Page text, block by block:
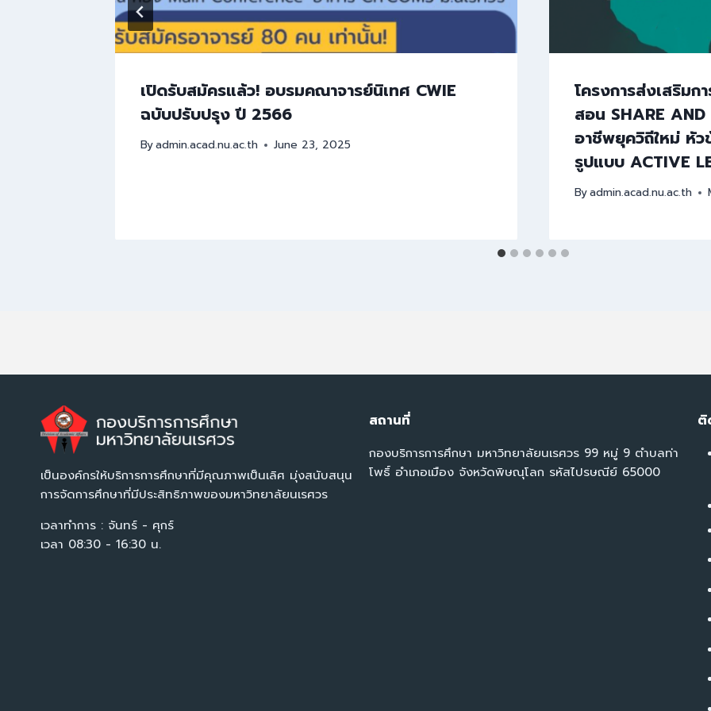
เปิดรับสมัครแล้ว! อบรมคณาจารย์นิเทศ CWIE
ฉบับปรับปรุง ปี 2566
Byadmin.acad.nu.ac.th June 23, 2025
โครงการส่งเสริมก
สอน SHARE
อาชีพยุควิถีใหม่ หัว
รูปแบบ ACTIVE
Byadmin.acad.nu.ac.th
เป็นองค์กรให้บริการการศึกษาที่มีคุณภาพเป็นเลิศ มุ่งสนับสนุน
การจัดการศึกษาที่มีประสิทธิภาพของมหาวิทยาลัยนเรศวร
เวลาทำการ : จันทร์ - ศุกร์
เวลา 08:30 - 16:30 น.
สถานที่
กองบริการการศึกษา มหาวิทยาลัยนเรศวร 99 หมู่ 9 ตำบลท่า
โพธิ์ อำเภอเมือง จังหวัดพิษณุโลก รหัสไปรษณีย์ 65000
ติ